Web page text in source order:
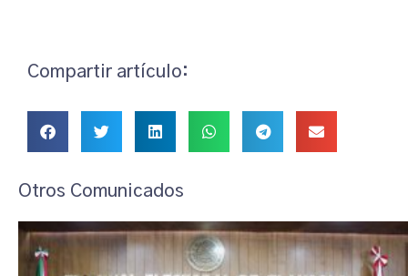
Compartir artículo:
Otros Comunicados